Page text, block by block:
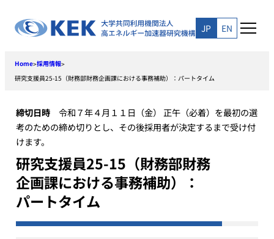
content
JP EN
Home>採用情報>
研究支援員25-15（財務部財務企画課における事務補助）：パートタイム
締切日時 令和７年４月１１日（金） 正午（必着）を最初の選
考のための締め切りとし、その後採用者が決定するまで受け付
けます。
研究支援員25-15（財務部財務
企画課における事務補助）：
パートタイム